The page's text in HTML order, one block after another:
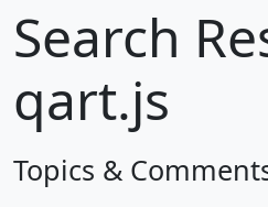
Search
qart.js
Topics &